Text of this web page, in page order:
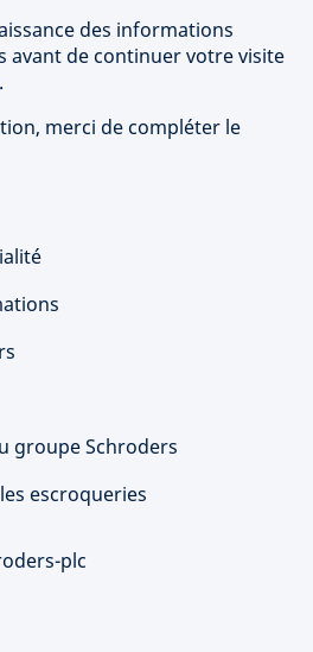
des informations
avant de continuer votre visite
merci de compléter le
groupe Schroders
escroqueries
plc